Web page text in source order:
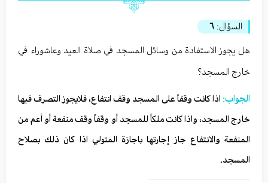
السؤال: ٦
هل يجوز الاستفادة من وسائل المسجد في صلاة العيد وعاشوراء في
خارج المسجد؟
الجواب: اذا كانت وقفاً على المسجد وقف انتفاع، فلايجوز التصرف فيها
خارج المسجد، واذا كانت ملكاً للمسجد أو وقفاً وقف منفعة أو أعم من
المنفعة والانتفاع جاز إجارتها باجازة المتولي اذا كان ذلك بصلاح
المسجد.